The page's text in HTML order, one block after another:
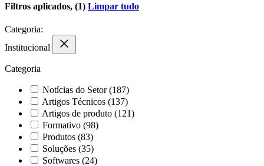
Filtros aplicados, (1) Limpar tudo
Categoria:
Institucional
Categoria
Notícias do Setor (187)
Artigos Técnicos (137)
Artigos de produto (121)
Formativo (98)
Produtos (83)
Soluções (35)
Softwares (24)